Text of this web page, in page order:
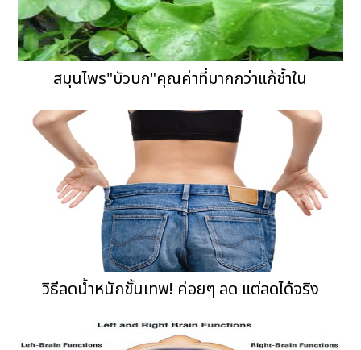
สมุนไพร"บัวบก"คุณค่าที่มากกว่าแก้ช้ำใน
วิธีลดน้ำหนักขั้นเทพ! ค่อยๆ ลด แต่ลดได้จริง